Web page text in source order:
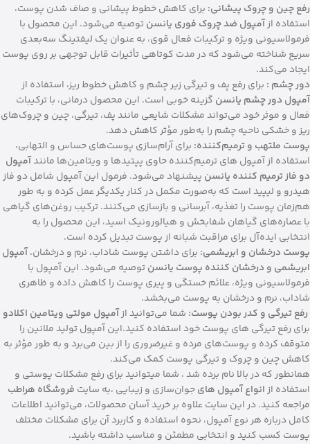
رفع چین و چروک پیشانی: برای کاهش خطوط پیشانی و صاف شدن پوست،
استفاده ازآمپول ضد چروک فوری یانسنتوصیه می‌شود. این محصول با
فرمولاسیونی ویژه و ترکیبات فعال قوی، به عنوان یک لیفتینگ سه‌بعدی
سریع شناخته می‌شود که در مدت کوتاهی تأثیرات قابل توجهی بر روی پوست
ایجاد می‌کند.
دور چشم : برای رفع پف و تیرگی زیر چشم و کاهش خطوط ریز، استفاده از
آمپول دور چشم یانسن گزینه خوبی است. این محصول درمانی، با ترکیبات
فعال و موثر خود می‌تواند مشکلات شایعی مانند پف، تیرگی، چین و چروک‌های
ریز و خشکی ناحیه چشم را به‌طور مؤثر کاهش دهد.
پوست ملتهب و ترمیم‌کننده: برای آرام‌سازی پوست‌های حساس و التهابی،
استفاده از آمپول های ترمیم‌کننده حاوی پپتیدها و ویتامین‌ها مانندآمپول
دو فاز ترمیم کننده یانسن پیشنهاد می‌شود. فرمول این آمپول شامل دو فاز
هیدرو و لیپید است که به‌صورت مکمل در کنار یکدیگر عمل کرده و به طور
هم‌زمان پوست را تغذیه، آبرسانی و بازسازی می‌کنند. ترکیب روغن‌های گیاهی
با عصاره‌های گیاهان شفابخش و هیالورونیک اسید، این محصول را به
انتخابی ایده‌آل برای مراقبت شبانه از پوست تبدیل کرده است.
پوست درخشان و ابریشمی: برای داشتن پوست شاداب، نرم و درخشان،آمپول
ابریشمی و درخشان کننده پوست یانسنتوصیه می‌شود. این آمپول با
فرمولاسیونی ویژه، علائم خستگی و پیری پوست را کاهش داده و ظاهری
شاداب، نرم و درخشان به پوست می‌بخشد.
رفع تیرگی و کدر بودن پوست: شما می‌توانید ازآمپول مولتی ویتامین اکلادو
برای رفع تیرگی های پوست خود استفاده کنید.این آمپول تولید ملانین را
متوقف کرده و پوست‌های مرده و غیرضروری را از بین می‌برد و به طور مؤثر به
کاهش چین و چروک و تیرگی پوست کمک می‌کند.
همانطور که در بالا نام برده شد ، شما میتوانید برای رفع مشکلات پوستی و
استفاده ازانواع آمپول‌ هایجوان‌سازی و زیبایی ،به سایت فروشگاه هراطب
مراجعه کنید. در این سایت علاوه بر خرید آسان محصولات، می‌توانید اطلاعات
کامل درباره هر نوع آمپول، نحوه استفاده و کاربرد آن برای مشکلات مختلف
پوست کسب کنید و انتخابی مطمئن و مناسب داشته باشید.